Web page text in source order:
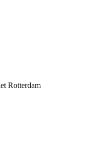
Rotterdam